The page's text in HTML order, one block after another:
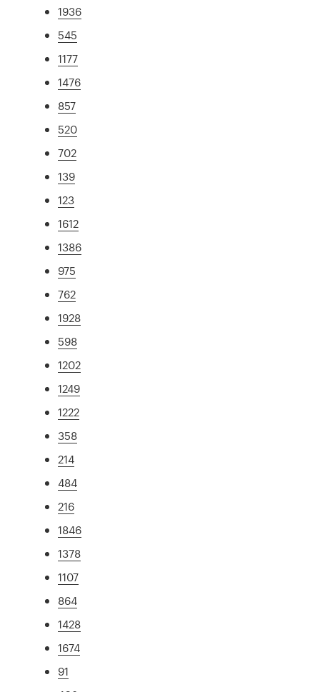
1936
545
1177
1476
857
520
702
139
123
1612
1386
975
762
1928
598
1202
1249
1222
358
214
484
216
1846
1378
1107
864
1428
1674
91